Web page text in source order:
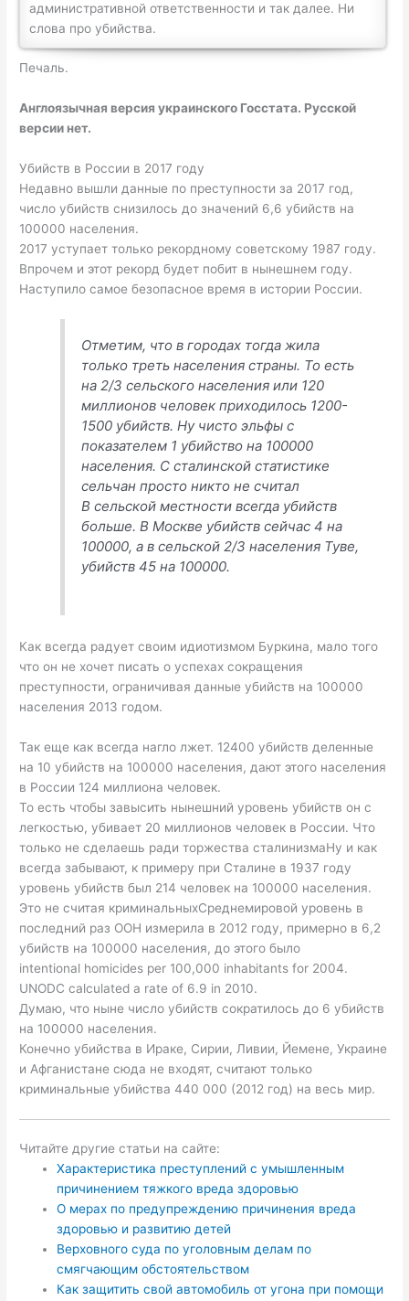
административной ответственности и так далее. Ни
слова про убийства.
Печаль.
Англоязычная версия украинского Госстата. Русской
версии нет.
Убийств в России в 2017 году
Недавно вышли данные по преступности за 2017 год,
число убийств снизилось до значений 6,6 убийств на
100000 населения.
2017 уступает только рекордному советскому 1987 году.
Впрочем и этот рекорд будет побит в нынешнем году.
Наступило самое безопасное время в истории России.
Отметим, что в городах тогда жила
только треть населения страны. То есть
на 2/3 сельского населения или 120
миллионов человек приходилось 1200-
1500 убийств. Ну чисто эльфы с
показателем 1 убийство на 100000
населения. С сталинской статистике
сельчан просто никто не считал
В сельской местности всегда убийств
больше. В Москве убийств сейчас 4 на
100000, а в сельской 2/3 населения Туве,
убийств 45 на 100000.
Как всегда радует своим идиотизмом Буркина, мало того
что он не хочет писать о успехах сокращения
преступности, ограничивая данные убийств на 100000
населения 2013 годом.
Так еще как всегда нагло лжет. 12400 убийств деленные
на 10 убийств на 100000 населения, дают этого населения
в России 124 миллиона человек.
То есть чтобы завысить нынешний уровень убийств он с
легкостью, убивает 20 миллионов человек в России. Что
только не сделаешь ради торжества сталинизмаНу и как
всегда забывают, к примеру при Сталине в 1937 году
уровень убийств был 214 человек на 100000 населения.
Это не считая криминальныхСреднемировой уровень в
последний раз ООН измерила в 2012 году, примерно в 6,2
убийств на 100000 населения, до этого было
intentional homicides per 100,000 inhabitants for 2004.
UNODC calculated a rate of 6.9 in 2010.
Думаю, что ныне число убийств сократилось до 6 убийств
на 100000 населения.
Конечно убийства в Ираке, Сирии, Ливии, Йемене, Украине
и Афганистане сюда не входят, считают только
криминальные убийства 440 000 (2012 год) на весь мир.
Читайте другие статьи на сайте:
Характеристика преступлений с умышленным
причинением тяжкого вреда здоровью
О мерах по предупреждению причинения вреда
здоровью и развитию детей
Верховного суда по уголовным делам по
смягчающим обстоятельством
Как защитить свой автомобиль от угона при помощи